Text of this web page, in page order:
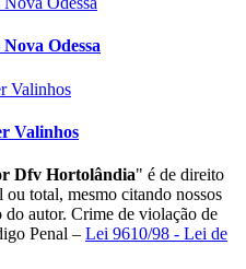
Odessa
Valinhos
Dfv Hortolândia" é de direito
total, mesmo citando nossos
autor. Crime de violação de
Penal – Lei 9610/98 - Lei de